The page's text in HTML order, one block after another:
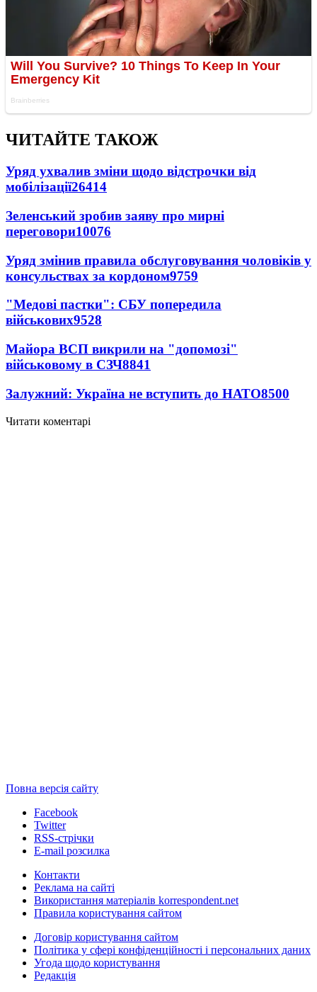
ЧИТАЙТЕ ТАКОЖ
Уряд ухвалив зміни щодо відстрочки від
мобілізації26414
Зеленський зробив заяву про мирні
переговори10076
Уряд змінив правила обслуговування чоловіків у
консульствах за кордоном9759
"Медові пастки": СБУ попередила
військових9528
Майора ВСП викрили на "допомозі"
військовому в СЗЧ8841
Залужний: Україна не вступить до НАТО8500
Читати коментарі
Повна версія сайту
Facebook
Twitter
RSS-стрічки
E-mail розсилка
Контакти
Реклама на сайті
Використання матеріалів korrespondent.net
Правила користування сайтом
Договір користування сайтом
Політика у сфері конфіденційності і персональних даних
Угода щодо користування
Редакція